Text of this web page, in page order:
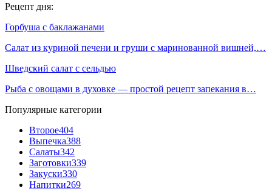
Рецепт дня:
Горбуша с баклажанами
Салат из куриной печени и груши с маринованной вишней,…
Шведский салат с сельдью
Рыба с овощами в духовке — простой рецепт запекания в…
Популярные категории
Второе404
Выпечка388
Салаты342
Заготовки339
Закуски330
Напитки269